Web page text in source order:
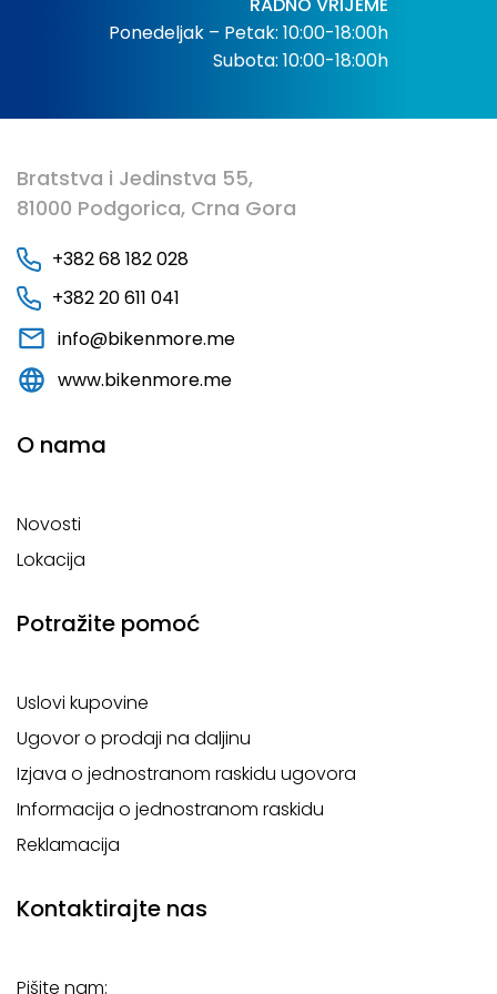
RADNO VRIJEME
Ponedeljak – Petak: 10:00-18:00h
Subota: 10:00-18:00h
Bratstva i Jedinstva 55,
81000 Podgorica, Crna Gora
+382 68 182 028
+382 20 611 041
info@bikenmore.me
www.bikenmore.me
O nama
Novosti
Lokacija
Potražite pomoć
Uslovi kupovine
Ugovor o prodaji na daljinu
Izjava o jednostranom raskidu ugovora
Informacija o jednostranom raskidu
Reklamacija
Kontaktirajte nas
Pišite nam: